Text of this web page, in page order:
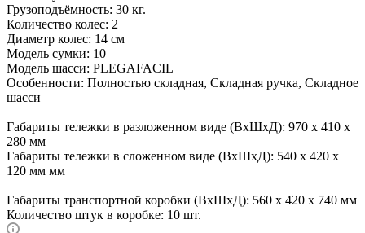
Грузоподъёмность: 30 кг.
Количество колес: 2
Диаметр колес: 14 см
Модель сумки: 10
Модель шасси: PLEGAFACIL
Особенности: Полностью складная, Складная ручка, Складное
шасси
Габариты тележки в разложенном виде (ВхШхД): 970 х 410 х
280 мм
Габариты тележки в сложенном виде (ВхШхД): 540 х 420 х
120 мм мм
Габариты транспортной коробки (ВхШхД): 560 х 420 х 740 мм
Количество штук в коробке: 10 шт.